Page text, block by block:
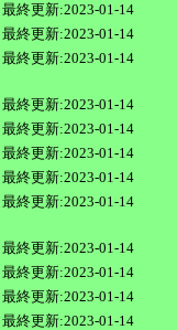
最終更新:2023-01-14
最終更新:2023-01-14
最終更新:2023-01-14
最終更新:2023-01-14
最終更新:2023-01-14
最終更新:2023-01-14
最終更新:2023-01-14
最終更新:2023-01-14
最終更新:2023-01-14
最終更新:2023-01-14
最終更新:2023-01-14
最終更新:2023-01-14